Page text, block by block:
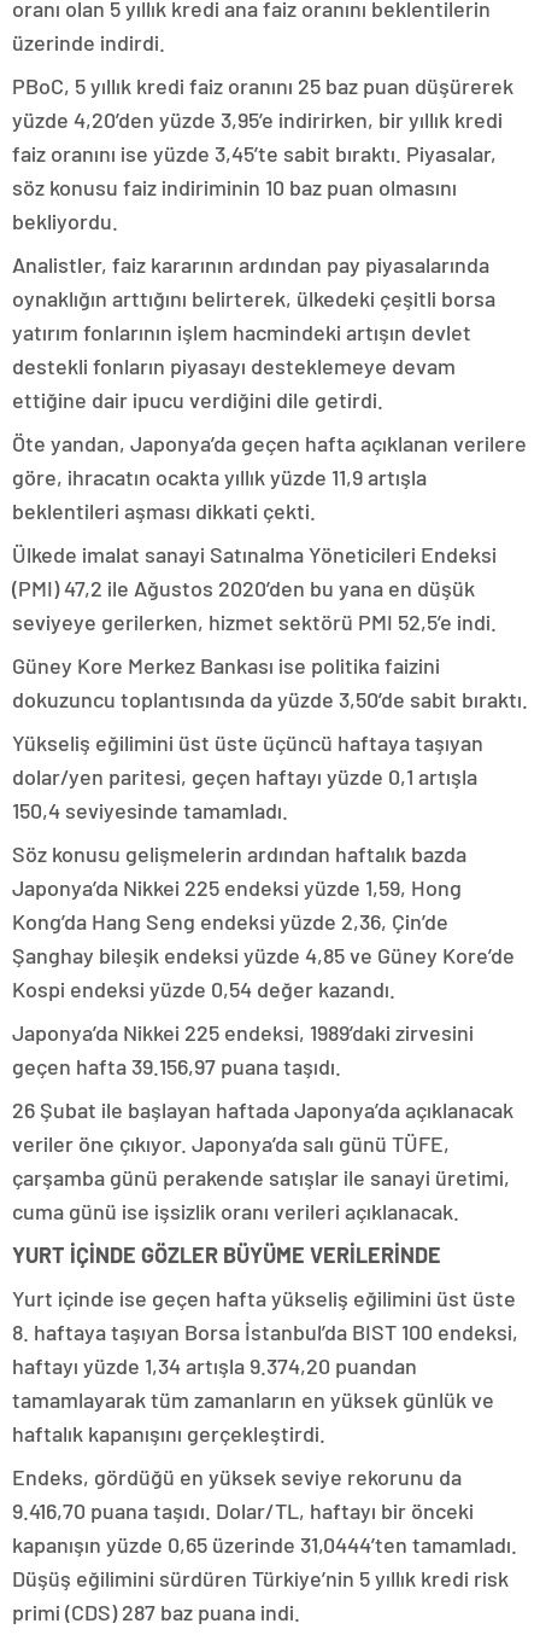
oranı olan 5 yıllık kredi ana faiz oranını beklentilerin
üzerinde indirdi.
PBoC, 5 yıllık kredi faiz oranını 25 baz puan düşürerek
yüzde 4,20’den yüzde 3,95’e indirirken, bir yıllık kredi
faiz oranını ise yüzde 3,45’te sabit bıraktı. Piyasalar,
söz konusu faiz indiriminin 10 baz puan olmasını
bekliyordu.
Analistler, faiz kararının ardından pay piyasalarında
oynaklığın arttığını belirterek, ülkedeki çeşitli borsa
yatırım fonlarının işlem hacmindeki artışın devlet
destekli fonların piyasayı desteklemeye devam
ettiğine dair ipucu verdiğini dile getirdi.
Öte yandan, Japonya’da geçen hafta açıklanan verilere
göre, ihracatın ocakta yıllık yüzde 11,9 artışla
beklentileri aşması dikkati çekti.
Ülkede imalat sanayi Satınalma Yöneticileri Endeksi
(PMI) 47,2 ile Ağustos 2020’den bu yana en düşük
seviyeye gerilerken, hizmet sektörü PMI 52,5’e indi.
Güney Kore Merkez Bankası ise politika faizini
dokuzuncu toplantısında da yüzde 3,50’de sabit bıraktı.
Yükseliş eğilimini üst üste üçüncü haftaya taşıyan
dolar/yen paritesi, geçen haftayı yüzde 0,1 artışla
150,4 seviyesinde tamamladı.
Söz konusu gelişmelerin ardından haftalık bazda
Japonya’da Nikkei 225 endeksi yüzde 1,59, Hong
Kong’da Hang Seng endeksi yüzde 2,36, Çin’de
Şanghay bileşik endeksi yüzde 4,85 ve Güney Kore’de
Kospi endeksi yüzde 0,54 değer kazandı.
Japonya’da Nikkei 225 endeksi, 1989’daki zirvesini
geçen hafta 39.156,97 puana taşıdı.
26 Şubat ile başlayan haftada Japonya’da açıklanacak
veriler öne çıkıyor. Japonya’da salı günü TÜFE,
çarşamba günü perakende satışlar ile sanayi üretimi,
cuma günü ise işsizlik oranı verileri açıklanacak.
YURT İÇİNDE GÖZLER BÜYÜME VERİLERİNDE
Yurt içinde ise geçen hafta yükseliş eğilimini üst üste
8. haftaya taşıyan Borsa İstanbul’da BIST 100 endeksi,
haftayı yüzde 1,34 artışla 9.374,20 puandan
tamamlayarak tüm zamanların en yüksek günlük ve
haftalık kapanışını gerçekleştirdi.
Endeks, gördüğü en yüksek seviye rekorunu da
9.416,70 puana taşıdı. Dolar/TL, haftayı bir önceki
kapanışın yüzde 0,65 üzerinde 31,0444’ten tamamladı.
Düşüş eğilimini sürdüren Türkiye’nin 5 yıllık kredi risk
primi (CDS) 287 baz puana indi.